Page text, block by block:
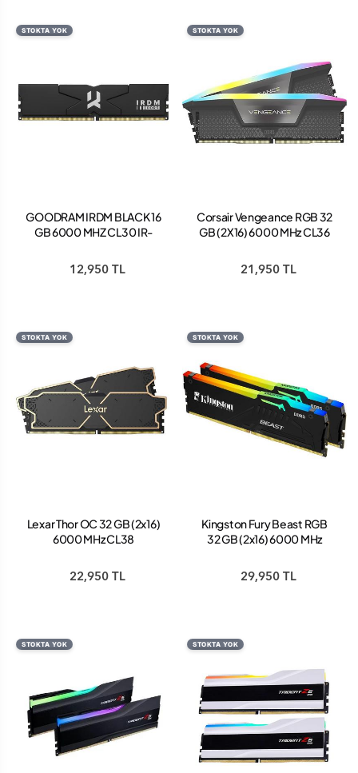
STOKTA YOK
GOODRAM IRDM BLACK 16
GB 6000 MHZ CL30 IR-
RAM
12,950 TL
STOKTA YOK
Corsair Vengeance RGB 32
GB (2X16) 6000 MHz CL36
DDR5 Ram
21,950 TL
STOKTA YOK
Lexar Thor OC 32 GB (2x16)
6000 MHz CL38
DDR5 Ram
22,950 TL
STOKTA YOK
Kingston Fury Beast RGB
32 GB (2x16) 6000 MHz
KF560C36BBE2AK2/32
DDR5 Ram
29,950 TL
STOKTA YOK STOKTA YOK